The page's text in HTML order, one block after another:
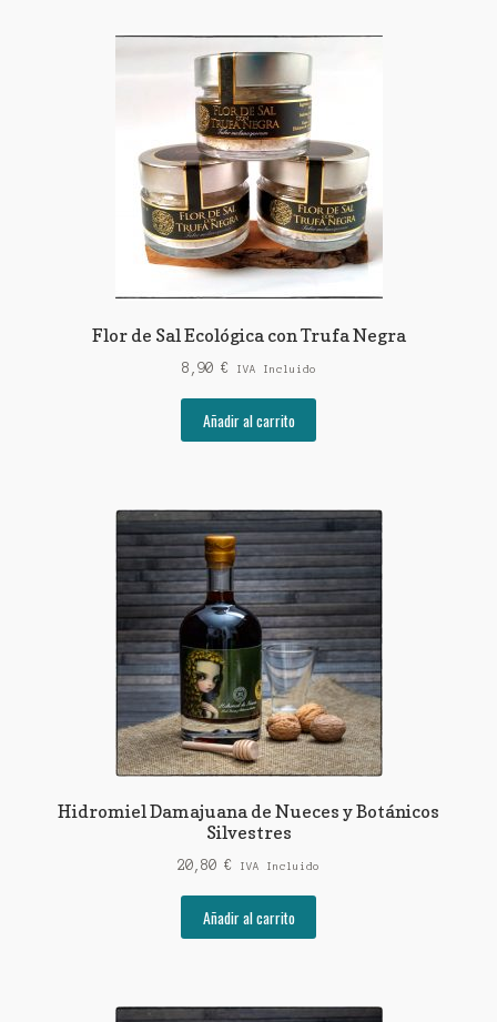
Flor de Sal Ecológica con Trufa Negra
8,90 € IVA Incluido
Añadir al carrito
Hidromiel Damajuana de Nueces y Botánicos
Silvestres
20,80 € IVA Incluido
Añadir al carrito